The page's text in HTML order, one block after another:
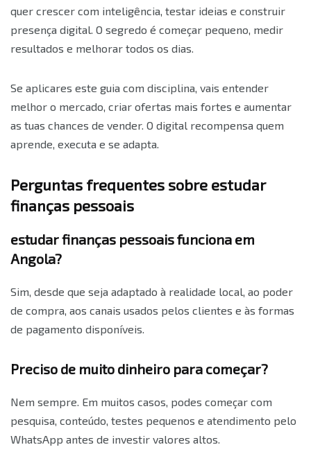
quer crescer com inteligência, testar ideias e construir
presença digital. O segredo é começar pequeno, medir
resultados e melhorar todos os dias.
Se aplicares este guia com disciplina, vais entender
melhor o mercado, criar ofertas mais fortes e aumentar
as tuas chances de vender. O digital recompensa quem
aprende, executa e se adapta.
Perguntas frequentes sobre estudar
finanças pessoais
estudar finanças pessoais funciona em
Angola?
Sim, desde que seja adaptado à realidade local, ao poder
de compra, aos canais usados pelos clientes e às formas
de pagamento disponíveis.
Preciso de muito dinheiro para começar?
Nem sempre. Em muitos casos, podes começar com
pesquisa, conteúdo, testes pequenos e atendimento pelo
WhatsApp antes de investir valores altos.